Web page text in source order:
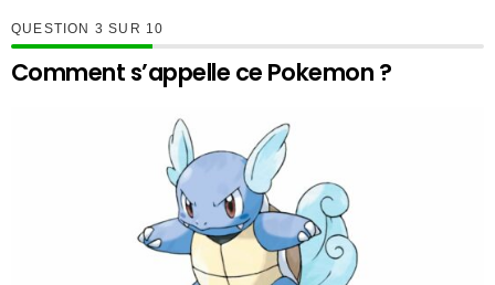
QUESTION SUR 10
Comment s’appelle ce Pokemon ?